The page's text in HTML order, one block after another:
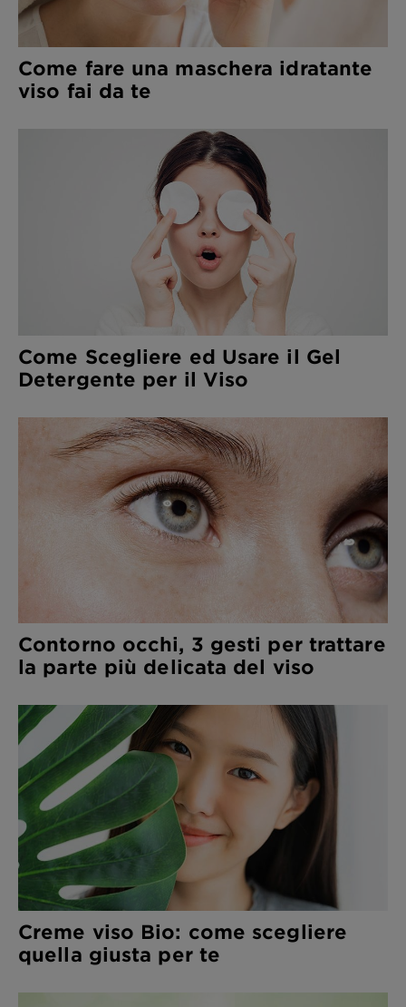
Come fare una maschera idratante
viso fai da te
Come Scegliere ed Usare il Gel
Detergente per il Viso
Contorno occhi, 3 gesti per trattare
la parte più delicata del viso
Creme viso Bio: come scegliere
quella giusta per te